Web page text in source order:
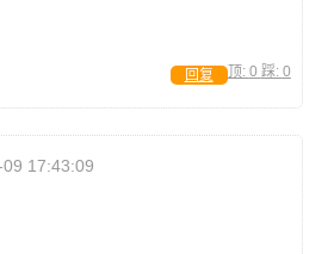
顶: 0 踩: 0
回复
17:43:09